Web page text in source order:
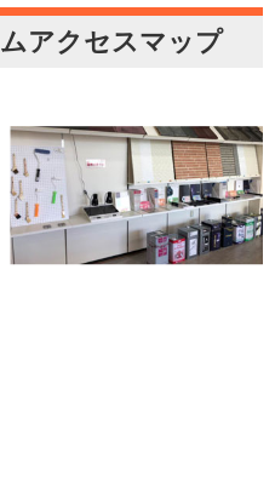
アクセスマップ